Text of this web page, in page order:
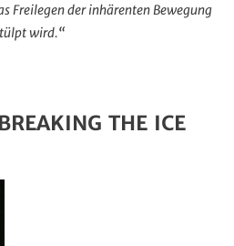
Freilegen der inhärenten Bewegung
wird.“
THE ICE